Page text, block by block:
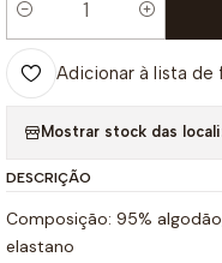
Quantidade
Adicionar à lista de
Mostrar stock das
DESCRIÇÃO
Composição: 95%
elastano